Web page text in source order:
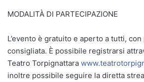
MODALITÀ DI PARTECIPAZIONE
L’evento è gratuito e aperto a tutti,
consigliata. È possibile registrarsi
Teatro Torpignattara
inoltre possibile seguire la diretta